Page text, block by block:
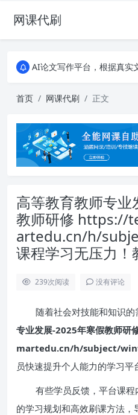
网课代刷
AI论文写作平台，根据真实
全能网课平台，大学生网课、成教、培
全能网课平台，大学生网课、成教、培训
首页 网课代刷 正文
高等教育教师专
教师研修 https://
artedu.cn/h/
课程学习无压力！
239次阅读 没有评论
随着社会对技能和知识的
专业发展-2025年寒假教师
martedu.cn/h/subject/
员快速提升个人能力的学习平
有些学员反馈，平台课
的学习规划和高效刷课方法，